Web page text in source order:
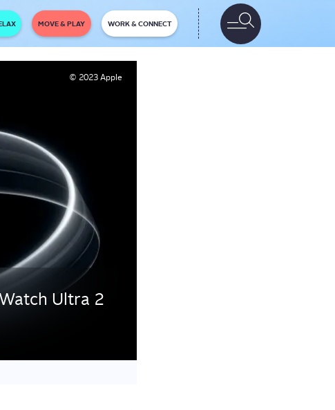
MOVE & PLAY WORK & CONNECT
© 2023 Apple
Ultra 2